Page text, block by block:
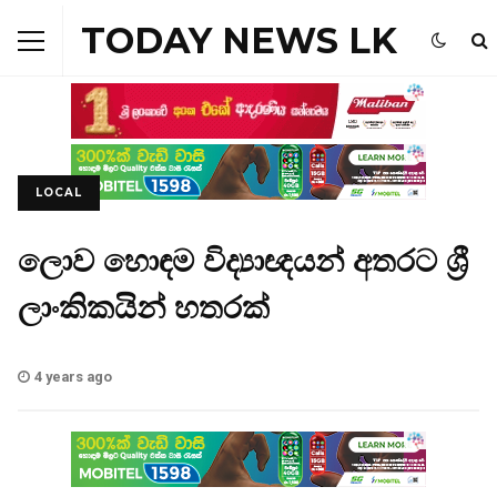
TODAY NEWS LK
LOCAL
ලොව හොඳම විද්‍යාඥයන් අතරට ශ්‍රී
ලාංකිකයින් හතරක්
4 years ago